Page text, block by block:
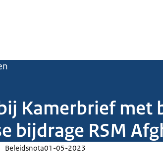
Kamerbrief met
bijdrage RSM
Beleidsnota01-05-2023